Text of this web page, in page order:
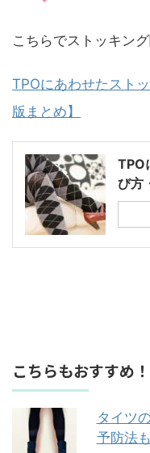
こちらでストッキン
TPOにあわせたスト
版まとめ】
TPO
び方
こちらもおすすめ！
タイツ
予防法